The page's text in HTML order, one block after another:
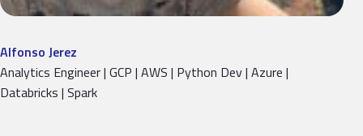
Alfonso Jerez
Analytics Engineer | GCP | AWS | Python Dev | Azure |
Databricks | Spark